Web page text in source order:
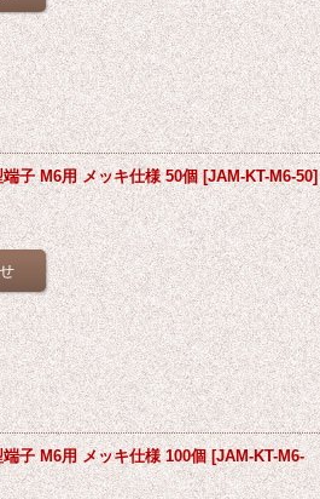
子 M6用 メッキ仕様 50個 [JAM-KT-M6-50]
子 M6用 メッキ仕様 100個 [JAM-KT-M6-